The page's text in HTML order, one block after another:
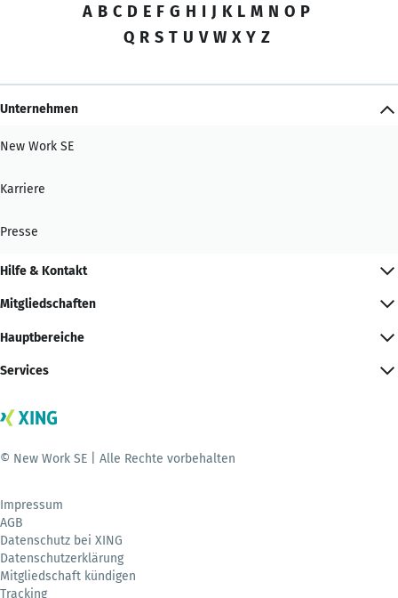
A B C D E F G H I J K L M N O P
Q R S T U V W X Y Z
Unternehmen
New Work SE
Karriere
Presse
Hilfe & Kontakt
Mitgliedschaften
Hauptbereiche
Services
© New Work SE | Alle Rechte vorbehalten
Impressum
AGB
Datenschutz bei XING
Datenschutzerklärung
Mitgliedschaft kündigen
Tracking